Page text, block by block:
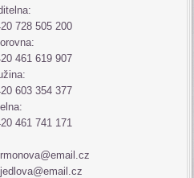
728 505 200
461 619 907
603 354 377
461 741 171